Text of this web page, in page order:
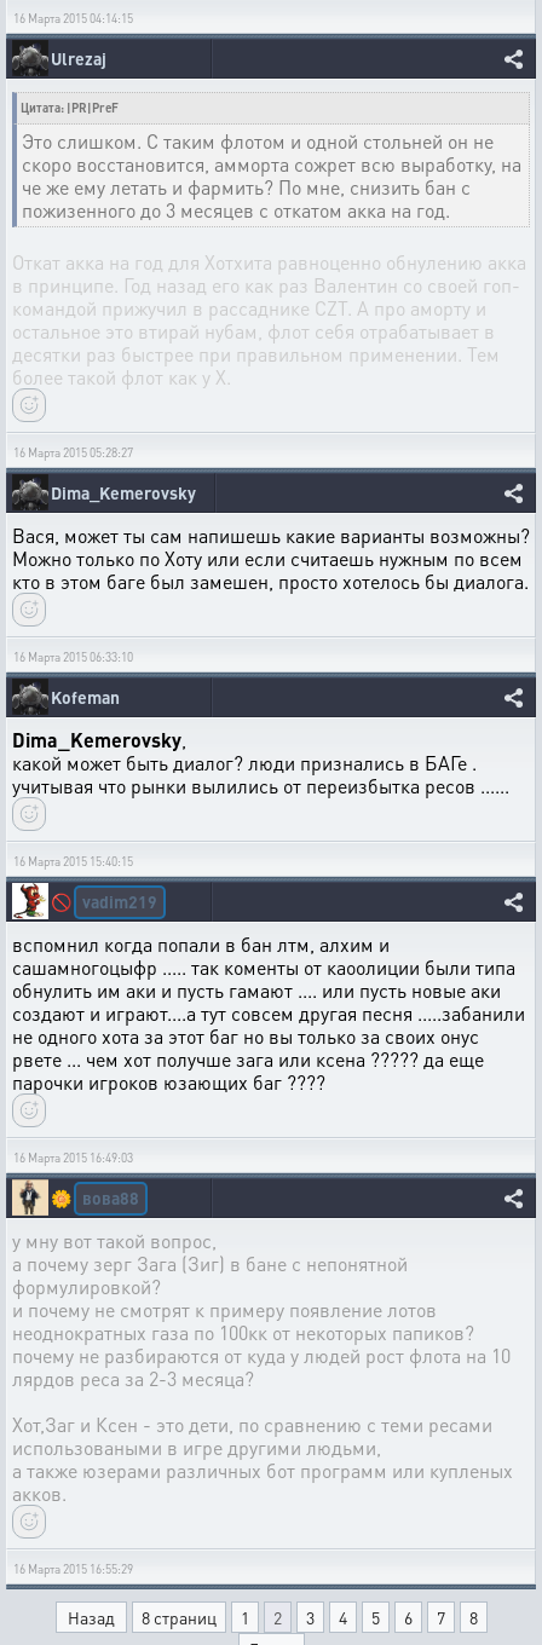
16 Марта 2015 04:14:15
Ulrezaj
Цитата: |PR|PreF
Это слишком. С таким флотом и одной стольней он не
скоро восстановится, амморта сожрет всю выработку, на
че же ему летать и фармить? По мне, снизить бан с
пожизенного до 3 месяцев с откатом акка на год.
Откат акка на год для Хотхита равноценно обнулению акка
в принципе. Год назад его как раз Валентин со своей гоп-
командой прижучил в рассаднике CZT. А про аморту и
остальное это втирай нубам, флот себя отрабатывает в
десятки раз быстрее при правильном применении. Тем
более такой флот как у Х.
16 Марта 2015 05:28:27
Dima_Kemerovsky
Вася, может ты сам напишешь какие варианты возможны?
Можно только по Хоту или если считаешь нужным по всем
кто в этом баге был замешен, просто хотелось бы диалога.
16 Марта 2015 06:33:10
Kofeman
Dima_Kemerovsky
какой может быть диалог? люди признались в БАГе .
учитывая что рынки вылились от переизбытка ресов ......
16 Марта 2015 15:40:15
🚫 vadim219
вспомнил когда попали в бан лтм, алхим и
сашамногоцыфр ..... так коменты от каоолиции были типа
обнулить им аки и пусть гамают .... или пусть новые аки
создают и играют....а тут совсем другая песня .....забанили
не одного хота за этот баг но вы только за своих онус
рвете ... чем хот получше зага или ксена ????? да еще
парочки игроков юзающих баг ????
16 Марта 2015 16:49:03
🌼 вова88
у мну вот такой вопрос,
а почему зерг Зага (Зиг) в бане с непонятной
формулировкой?
и почему не смотрят к примеру появление лотов
неоднократных газа по 100кк от некоторых папиков?
почему не разбираются от куда у людей рост флота на 10
лярдов реса за 2-3 месяца?
Хот,Заг и Ксен - это дети, по сравнению с теми ресами
использоваными в игре другими людьми,
а также юзерами различных бот программ или купленых
акков.
16 Марта 2015 16:55:29
Назад 8 страниц 1 2 3 4 5 6 7
8